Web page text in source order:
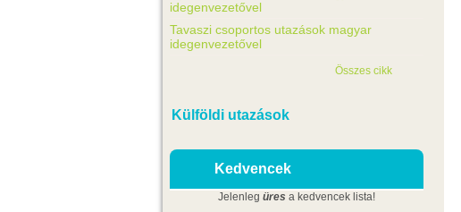
idegenvezetővel
Tavaszi csoportos utazások magyar
idegenvezetővel
Összes cikk
Külföldi utazások
Kedvencek
Jelenleg üres a kedvencek lista!